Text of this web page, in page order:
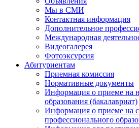
Мы в СМИ
Контактная информация
Дополнительное
Международная
Видеогалерея
Фотоэксурсия
Абитуриентам
Приемная комиссия
Нормативные документы
Информация о приеме на
образования (бакалавриат)
Информация о приеме на
профессионального